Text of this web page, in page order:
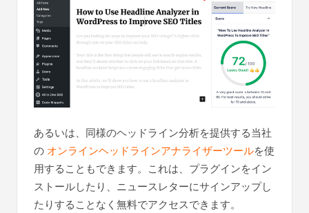
あるいは、同様のヘッドライン分析を提供する当社
の オンラインヘッドラインアナライザーツールを使
用することもできます。これは、プラグインをイン
ストールしたり、ニュースレターにサインアップし
たりすることなく無料でアクセスできます。